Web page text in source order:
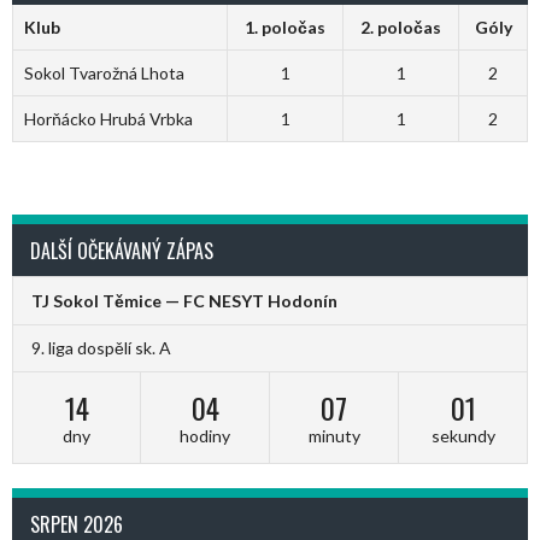
Klub 1. poločas 2. poločas Góly
Sokol Tvarožná Lhota 1 1 2
Horňácko Hrubá Vrbka 1 1 2
DALŠÍ OČEKÁVANÝ ZÁPAS
TJ Sokol Těmice — FC NESYT Hodonín
9. liga dospělí sk. A
14
dny
04
hodiny
07
minuty
01
sekundy
SRPEN 2026